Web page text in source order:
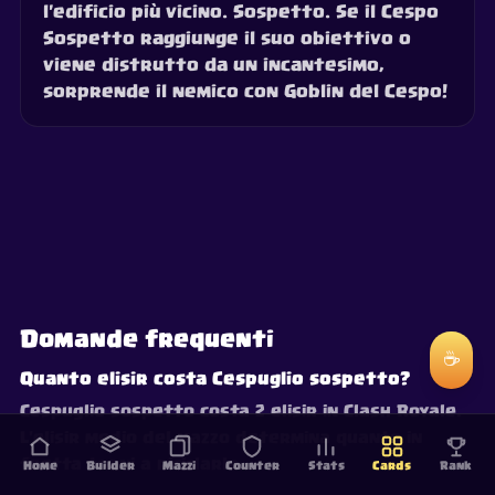
l'edificio più vicino. Sospetto. Se il Cespo
Sospetto raggiunge il suo obiettivo o
viene distrutto da un incantesimo,
sorprende il nemico con Goblin del Cespo!
Home Builder Mazzi Counter Stats Cards Rank
Domande frequenti
Quanto elisir costa Cespuglio sospetto?
Cespuglio sospetto costa 2 elisir in Clash Royale.
L'elisir medio del mazzo determina quanto in
fretta torni a riciclarla.
☕